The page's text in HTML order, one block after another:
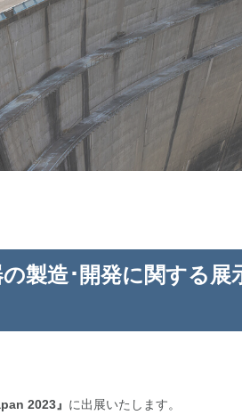
の製造･開発に関する
2023』 に出展いたします。